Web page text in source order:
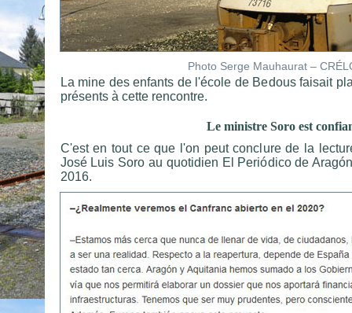
Photo Serge Mauhaurat –
La mine des enfants de l'école de Bedous faisait
présents à cette rencontre.
Le ministre Soro est
C'est en tout ce que l'on peut conclure de la
José Luis Soro au quotidien El Periódico de
2016.